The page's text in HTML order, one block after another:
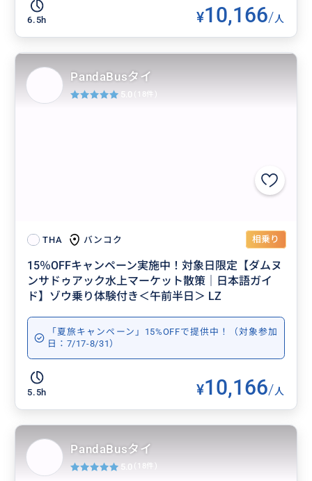
6.5h ¥10,166/人
THA バンコク 相乗り
15％OFFキャンペーン実施中！対象日限定【ダムヌ
ンサドゥアック水上マーケット散策｜日本語ガイ
ド】ゾウ乗り体験付き＜午前半日＞ LZ
「夏旅キャンペーン」15%OFFで提供中！（対象参加
日：7/17-8/31）
5.5h ¥10,166/人
PandaBusタイ
5.0 (18件)
PandaBusタイ
5.0 (18件)